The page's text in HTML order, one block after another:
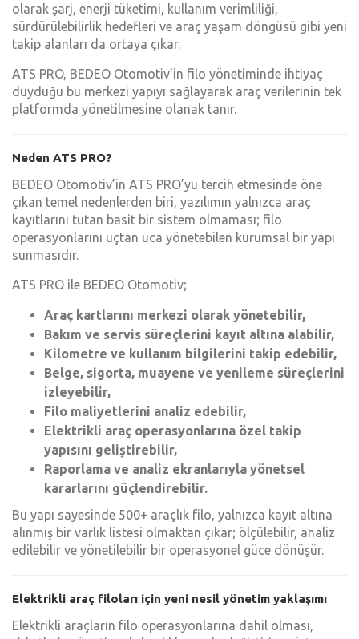
olarak şarj, enerji tüketimi, kullanım verimliliği,
sürdürülebilirlik hedefleri ve araç yaşam döngüsü gibi yeni
takip alanları da ortaya çıkar.
ATS PRO, BEDEO Otomotiv’in filo yönetiminde ihtiyaç
duyduğu bu merkezi yapıyı sağlayarak araç verilerinin tek
platformda yönetilmesine olanak tanır.
Neden ATS PRO?
BEDEO Otomotiv’in ATS PRO’yu tercih etmesinde öne
çıkan temel nedenlerden biri, yazılımın yalnızca araç
kayıtlarını tutan basit bir sistem olmaması; filo
operasyonlarını uçtan uca yönetebilen kurumsal bir yapı
sunmasıdır.
ATS PRO ile BEDEO Otomotiv;
Araç kartlarını merkezi olarak yönetebilir,
Bakım ve servis süreçlerini kayıt altına alabilir,
Kilometre ve kullanım bilgilerini takip edebilir,
Belge, sigorta, muayene ve yenileme süreçlerini
izleyebilir,
Filo maliyetlerini analiz edebilir,
Elektrikli araç operasyonlarına özel takip
yapısını geliştirebilir,
Raporlama ve analiz ekranlarıyla yönetsel
kararlarını güçlendirebilir.
Bu yapı sayesinde 500+ araçlık filo, yalnızca kayıt altına
alınmış bir varlık listesi olmaktan çıkar; ölçülebilir, analiz
edilebilir ve yönetilebilir bir operasyonel güce dönüşür.
Elektrikli araç filoları için yeni nesil yönetim yaklaşımı
Elektrikli araçların filo operasyonlarına dahil olması,